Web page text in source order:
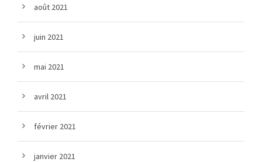
août 2021
juin 2021
mai 2021
avril 2021
février 2021
janvier 2021